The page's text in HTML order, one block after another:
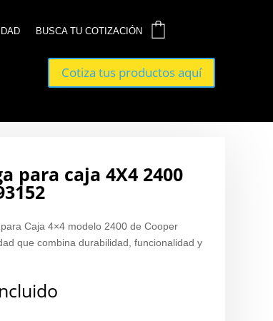
BUSCA TU COTIZACIÓN
Cotiza tus productos aquí
BUSCA TU COTIZACIÓN
Cotiza tus productos aquí
para caja 4X4 2400
Caja 4×4 modelo 2400 de Cooper
que combina durabilidad, funcionalidad y